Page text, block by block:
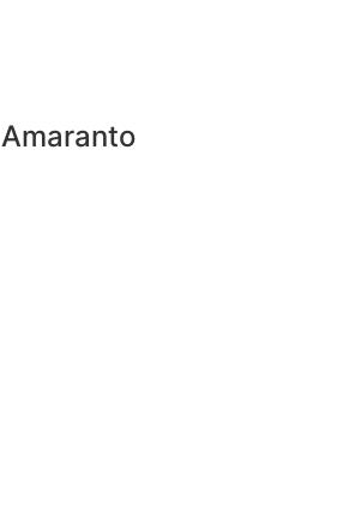
Amaranto